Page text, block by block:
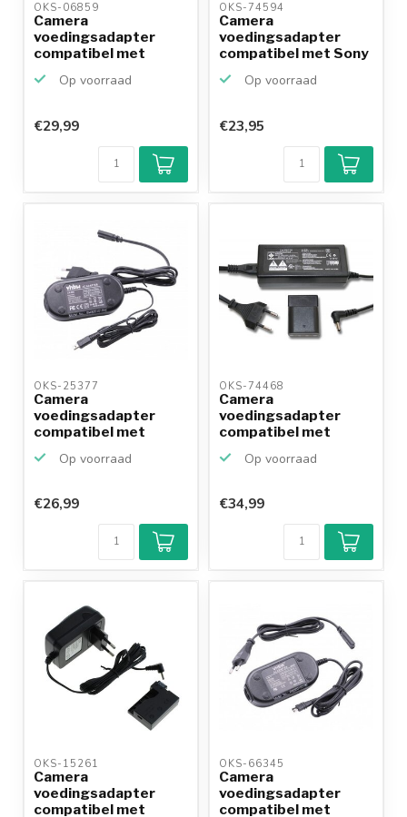
OKS-06859
Camera
voedingsadapter
compatibel met
Op voorraad
€29,99
OKS-74594
Camera
voedingsadapter
compatibel met Sony
Op voorraad
€23,95
OKS-25377
Camera
voedingsadapter
compatibel met
Op voorraad
€26,99
OKS-74468
Camera
voedingsadapter
compatibel met
2L)
Op voorraad
€34,99
OKS-15261
Camera
voedingsadapter
compatibel met
OKS-66345
Camera
voedingsadapter
compatibel met